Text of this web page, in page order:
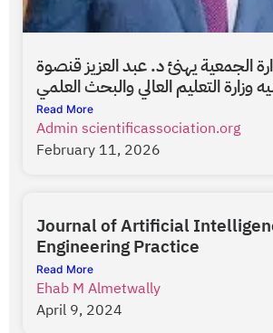
الجمعية يهنئ د. عبد العزيز قنصوة
وزارة التعليم العالي والبحث العلمي
Read More
Admin scientificassociation.org
February 11, 2026
Journal of Artificial
Engineering Practice
Read More
Ehab M Almetwally
April 9, 2024